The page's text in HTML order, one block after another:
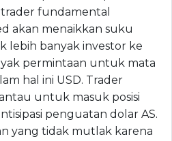
trader fundamental
akan menaikkan suku
lebih banyak investor ke
permintaan untuk mata
hal ini USD. Trader
untuk masuk posisi
penguatan dolar AS.
yang tidak mutlak karena